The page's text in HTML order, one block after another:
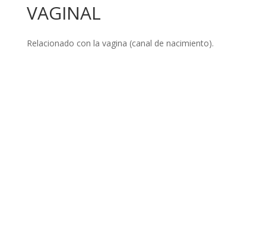
VAGINAL
Relacionado con la vagina (canal de nacimiento).